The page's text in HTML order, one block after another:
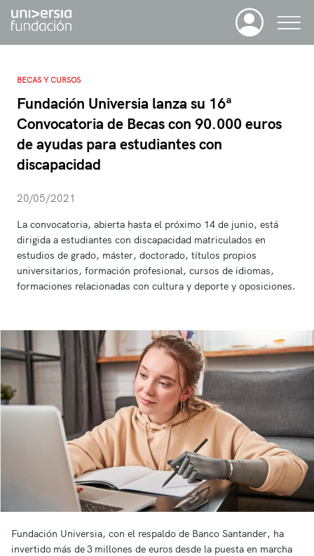
Fundación Universia lanza su 16ª
Convocatoria de Becas con 90.000 euros
de ayudas para estudiantes con
discapacidad
BECAS Y CURSOS
20/05/2021
La convocatoria, abierta hasta el próximo 14 de junio, está
dirigida a estudiantes con discapacidad matriculados en
estudios de grado, máster, doctorado, títulos propios
universitarios, formación profesional, cursos de idiomas,
formaciones relacionadas con cultura y deporte y oposiciones.
Fundación Universia, con el respaldo de Banco Santander, ha
invertido más de 3 millones de euros desde la puesta en marcha